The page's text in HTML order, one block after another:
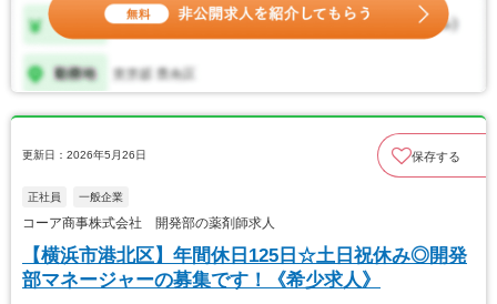
更新日：2026年5月26日 保存する
正社員 一般企業
コーア商事株式会社 開発部の薬剤師求人
【横浜市港北区】年間休日125日☆土日祝休み◎開発
部マネージャーの募集です！《希少求人》